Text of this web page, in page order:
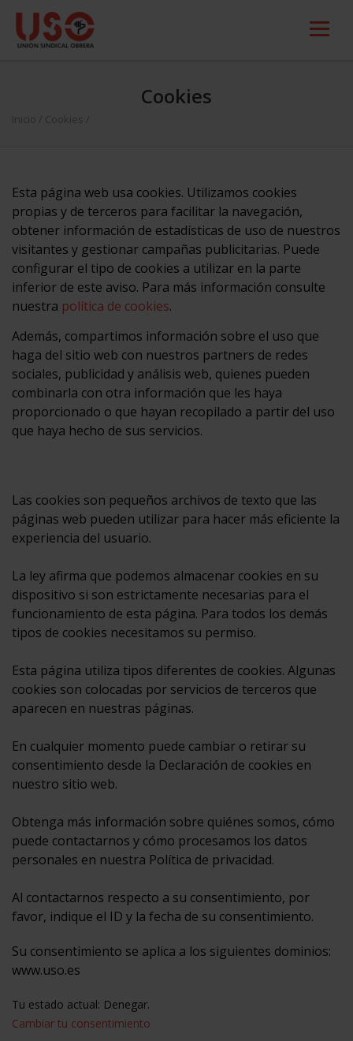
Cookies
Inicio Cookies
Esta página web usa cookies. Utilizamos cookies
propias y de terceros para facilitar la navegación,
obtener información de estadísticas de uso de nuestros
visitantes y gestionar campañas publicitarias. Puede
configurar el tipo de cookies a utilizar en la parte
inferior de este aviso. Para más información consulte
nuestra política de cookies.
Además, compartimos información sobre el uso que
haga del sitio web con nuestros partners de redes
sociales, publicidad y análisis web, quienes pueden
combinarla con otra información que les haya
proporcionado o que hayan recopilado a partir del uso
que haya hecho de sus servicios.
Las cookies son pequeños archivos de texto que las
páginas web pueden utilizar para hacer más eficiente la
experiencia del usuario.
La ley afirma que podemos almacenar cookies en su
dispositivo si son estrictamente necesarias para el
funcionamiento de esta página. Para todos los demás
tipos de cookies necesitamos su permiso.
Esta página utiliza tipos diferentes de cookies. Algunas
cookies son colocadas por servicios de terceros que
aparecen en nuestras páginas.
En cualquier momento puede cambiar o retirar su
consentimiento desde la Declaración de cookies en
nuestro sitio web.
Obtenga más información sobre quiénes somos, cómo
puede contactarnos y cómo procesamos los datos
personales en nuestra Política de privacidad.
Al contactarnos respecto a su consentimiento, por
favor, indique el ID y la fecha de su consentimiento.
Su consentimiento se aplica a los siguientes dominios:
www.uso.es
Tu estado actual: Denegar.
Cambiar tu consentimiento